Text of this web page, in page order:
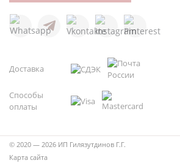
Доставка
Способы
оплаты
© 2020 — 2026 ИП Гилязутдинов Г.Г.
Карта сайта